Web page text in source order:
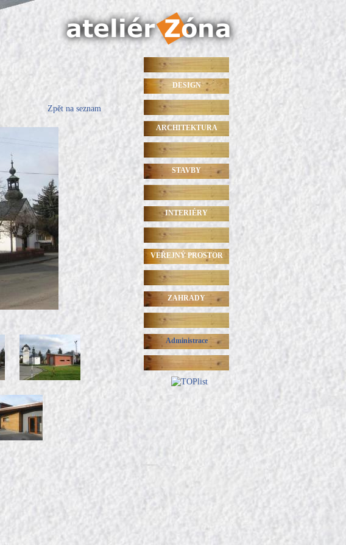
Zpět na seznam
DESIGN
ARCHITEKTURA
STAVBY
INTERIÉRY
VEŘEJNÝ PROSTOR
ZAHRADY
Administrace